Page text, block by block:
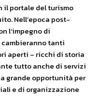
il portale del turismo
Nell’epoca post-
l’impegno di
cambieranno tanti
aperti – ricchi di storia
tutto anche di servizi
grande opportunità per
e di organizzazione